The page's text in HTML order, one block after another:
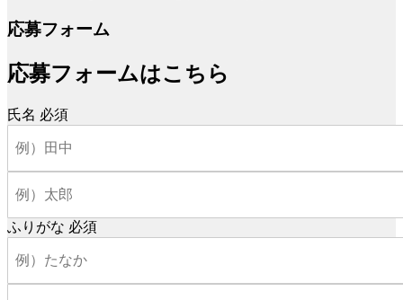
応募フォーム
応募フォームはこちら
氏名 必須
ふりがな 必須